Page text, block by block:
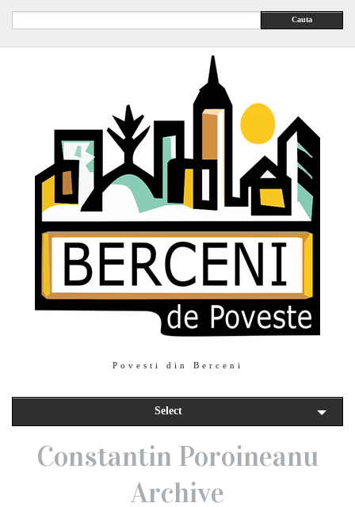
Cauta
Povesti din Berceni
Select
Constantin Poroineanu
Archive